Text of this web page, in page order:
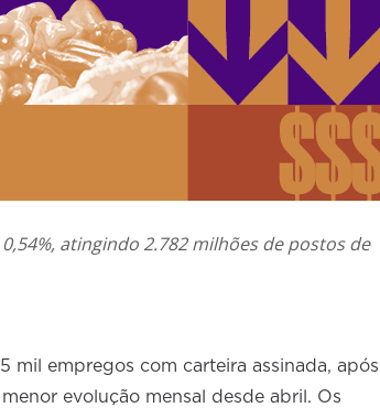
atingindo 2.782 milhões de postos de
mil empregos com carteira assinada, após
evolução mensal desde abril. Os